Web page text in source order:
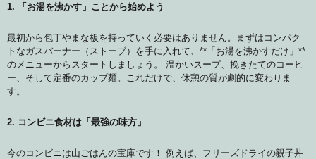
1. 「お湯を沸かす」ことから始めよう
最初から包丁やまな板を持っていく必要はありません。まずはコンパク
トなガスバーナー（ストーブ）を手に入れて、**「お湯を沸かすだけ」**
のメニューからスタートしましょう。 温かいスープ、挽きたてのコーヒ
ー、そして定番のカップ麺。これだけで、休憩の質が劇的に変わりま
す。
2. コンビニ食材は「最強の味方」
今のコンビニは山ごはんの宝庫です！ 例えば、フリーズドライの親子丼